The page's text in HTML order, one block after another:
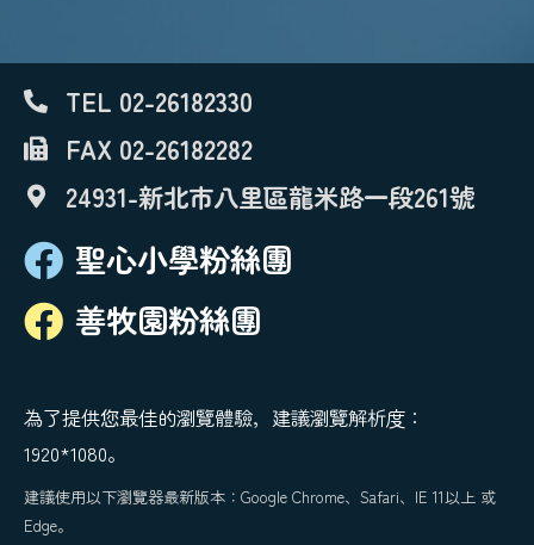
TEL 02-26182330
FAX 02-26182282
24931-新北市八里區龍米路一段261號
聖心小學粉絲團
善牧園粉絲團
為了提供您最佳的瀏覽體驗，建議瀏覽解析度：
1920*1080。
建議使用以下瀏覽器最新版本：Google Chrome、Safari、IE 11以上 或
Edge。